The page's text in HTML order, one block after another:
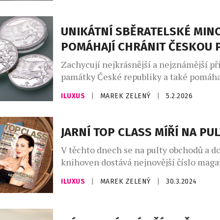
UNIKÁTNÍ SBĚRATELSKÉ
POMÁHAJÍ CHRÁNIT ČESKOU
Zachycují nejkrásnější a nejznámější
památky České republiky a také
přírodu v českých regionech. Pětice
tak nabízí mnohem víc než jen
na mincích. Tuzemská společnost
novou sérií nazvanou Česká příroda
české krajině a nabízí unikátní
ILUXUS MAREK ZELENÝ 5.2.2026
JARNÍ TOP CLASS MÍŘÍ NA
V těchto dnech se na pulty obchodů a
knihoven dostává nejnovější číslo
Class, který je opět plný fascinujícího
milovníky luxusu, elegance a
ILUXUS MAREK ZELENÝ 30.3.2024